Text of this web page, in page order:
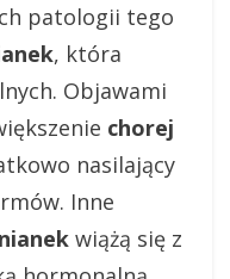
patologii tego
, która
Objawami
chorej
nasilający
Inne
wiążą się z